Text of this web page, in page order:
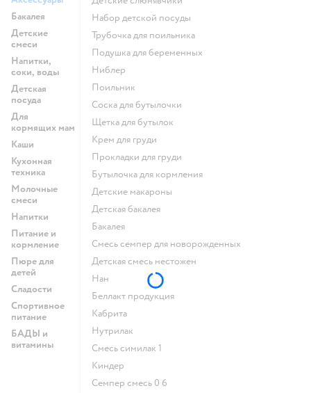
Бакалея
Детские
смеси
Напитки,
соки, воды
Детская
посуда
Для
кормящих мам
Каши
Кухонная
техника
Молочные
смеси
Напитки
Питание и
кормление
Пюре для
детей
Сладости
Спортивное
питание
БАДЫ и
витамины
набор детской посуды
трубочка для поильника
подушка для беременных
ниблер
поильник
соска для бутылочки
щетка для бутылок
крем для груди
прокладки для груди
бутылочка для кормления
детские макароны
детская бакалея
бакалея
смесь семпер для новорожденных
детская смесь нестожен
нан
беллакт продукция
кабрита
нутрилак
смесь симилак 1
киндер
семпер смесь 0 6